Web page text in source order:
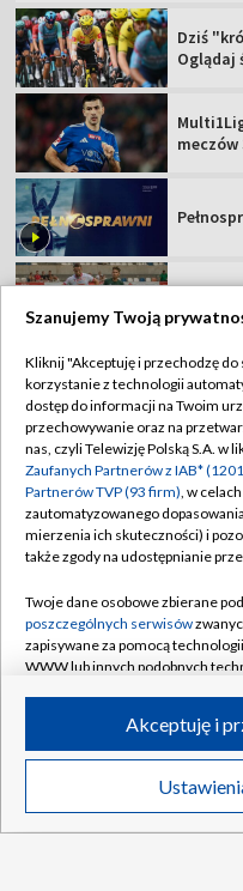
Transmisje
Zawisza
Podhale
©2026 Telewizja
Szanujemy Twoją
Kliknij "Akceptuję i przechodzę do
korzystanie z technologii
dostęp do informacji na Twoim
przechowywanie oraz na
nas, czyli Telewizję Polską S.A. w
Zaufanych Partnerów z IAB*
Partnerów TVP (93 firm), w
zautomatyzowanego
mierzenia ich skuteczności) i
także zgody na udostępnianie
Twoje dane osobowe zbierane
poszczególnych serwisów
zapisywane za pomocą
WWW lub innych podobnych
ruchu w Internecie.
Twoje dane osobowe zbierane
poszczególnych serwisówna
Akceptuję i